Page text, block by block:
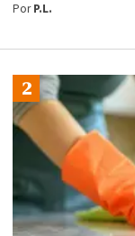
PorP.L.